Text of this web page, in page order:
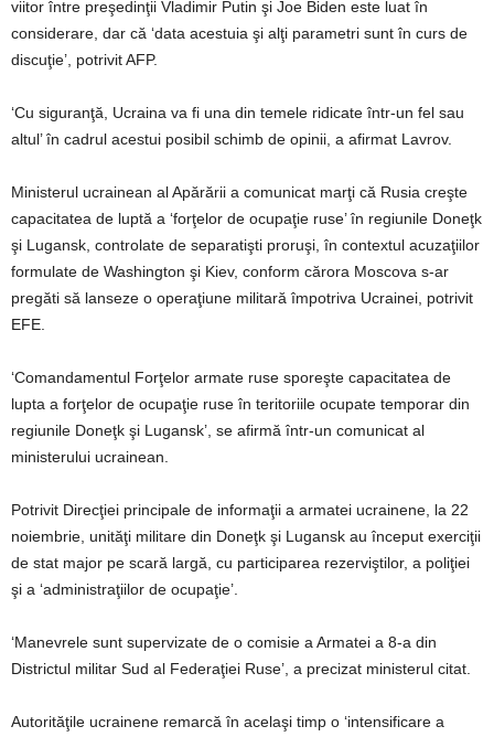
viitor între preşedinţii Vladimir Putin şi Joe Biden este luat în
considerare, dar că ‘data acestuia şi alţi parametri sunt în curs de
discuţie’, potrivit AFP.
‘Cu siguranţă, Ucraina va fi una din temele ridicate într-un fel sau
altul’ în cadrul acestui posibil schimb de opinii, a afirmat Lavrov.
Ministerul ucrainean al Apărării a comunicat marţi că Rusia creşte
capacitatea de luptă a ‘forţelor de ocupaţie ruse’ în regiunile Doneţk
şi Lugansk, controlate de separatişti proruşi, în contextul acuzaţiilor
formulate de Washington şi Kiev, conform cărora Moscova s-ar
pregăti să lanseze o operaţiune militară împotriva Ucrainei, potrivit
EFE.
‘Comandamentul Forţelor armate ruse sporeşte capacitatea de
lupta a forţelor de ocupaţie ruse în teritoriile ocupate temporar din
regiunile Doneţk şi Lugansk’, se afirmă într-un comunicat al
ministerului ucrainean.
Potrivit Direcţiei principale de informaţii a armatei ucrainene, la 22
noiembrie, unităţi militare din Doneţk şi Lugansk au început exerciţii
de stat major pe scară largă, cu participarea rezerviştilor, a poliţiei
şi a ‘administraţiilor de ocupaţie’.
‘Manevrele sunt supervizate de o comisie a Armatei a 8-a din
Districtul militar Sud al Federaţiei Ruse’, a precizat ministerul citat.
Autorităţile ucrainene remarcă în acelaşi timp o ‘intensificare a